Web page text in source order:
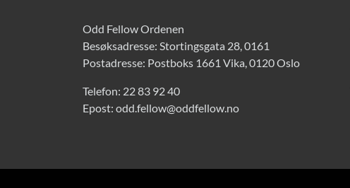
Odd Fellow Ordenen
Besøksadresse: Stortingsgata 28, 0161
Postadresse: Postboks 1661 Vika, 0120 Oslo
Telefon: 22 83 92 40
Epost: odd.fellow@oddfellow.no